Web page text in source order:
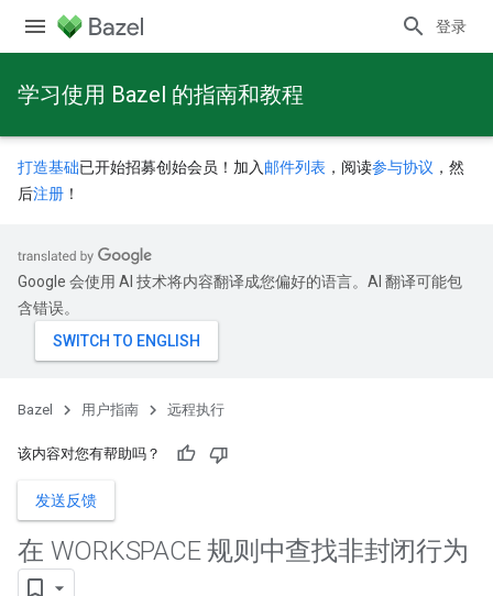
登录
学习使用 Bazel 的指南和教程
打造基础已开始招募创始会员！加入 邮件列表 ，阅读参与协议 ，然
后注册 ！
Google 会使用 AI 技术将内容翻译成您偏好的语言。AI 翻译可能包
含错误。
Bazel 用户指南 远程执行
该内容对您有帮助吗？
发送反馈
在 WORKSPACE 规则中查找非封闭行为